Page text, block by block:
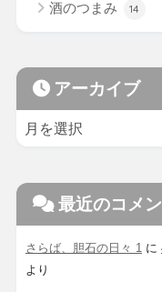
酒のつまみ 14
アーカイブ
最近のコメ
さらば、胆石の日々 1 に
より